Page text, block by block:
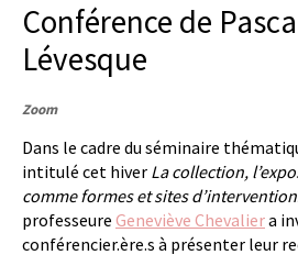
Conférence de
Lévesque
Zoom
Dans le cadre du séminaire
intitulé cet hiver La collection,
comme formes et sites
professeure Geneviève Chevaliera
conférencier.ère.s à présenter leur